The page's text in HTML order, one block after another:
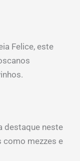
Felice, este
destaque neste
como mezzes e